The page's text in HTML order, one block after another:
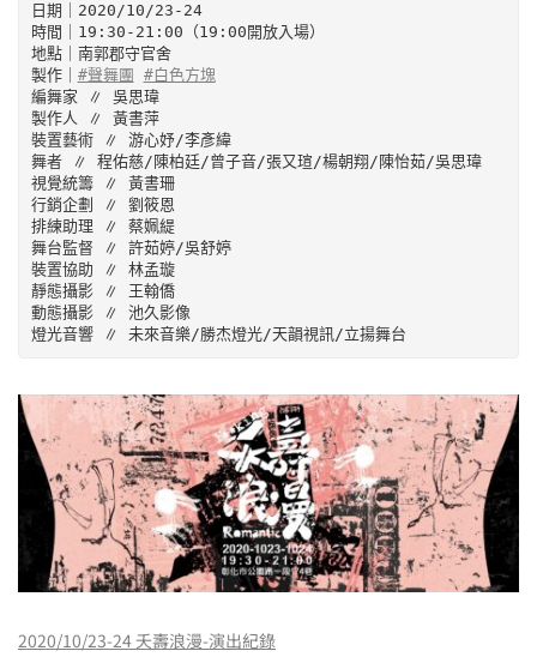
日期｜2020/10/23-24
時間｜19:30-21:00（19:00開放入場）
地點｜南郭郡守官舍
製作｜ #聲舞團
#白色方塊
編舞家 ∥ 吳思瑋
製作人 ∥ 黃書萍
裝置藝術 ∥ 游心妤/李彥緯
舞者 ∥ 程佑慈/陳柏廷/曾子音/張又瑄/楊朝翔/陳怡茹/吳思瑋
視覺統籌 ∥ 黃書珊
行銷企劃 ∥ 劉筱恩
排練助理 ∥ 蔡姵緹
舞台監督 ∥ 許茹婷/吳舒婷
裝置協助 ∥ 林孟璇
靜態攝影 ∥ 王翰僑
動態攝影 ∥ 池久影像
燈光音響 ∥ 未來音樂/勝杰燈光/天韻視訊/立揚舞台
2020/10/23-24 夭壽浪漫-演出紀錄